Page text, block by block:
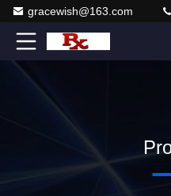
gracewish@163.com